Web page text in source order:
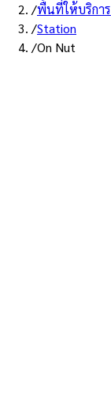
/พื้นที่ให้บริการ
/Station
/On Nut